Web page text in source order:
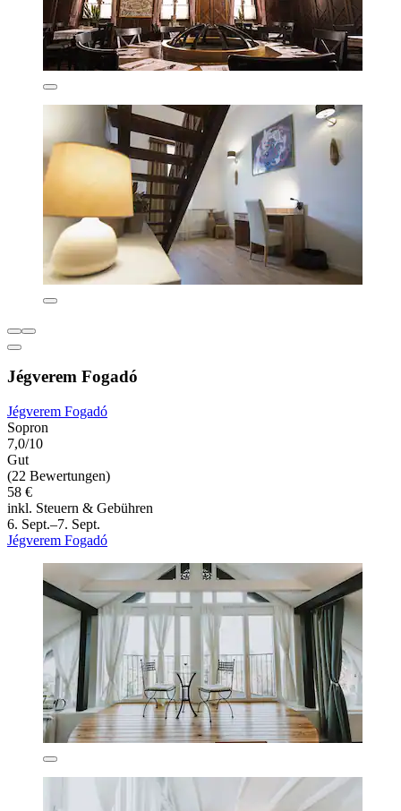
Jégverem Fogadó
Jégverem Fogadó
Sopron
7,0/10
Gut
(22 Bewertungen)
58 €
inkl. Steuern & Gebühren
6. Sept.–7. Sept.
Jégverem Fogadó